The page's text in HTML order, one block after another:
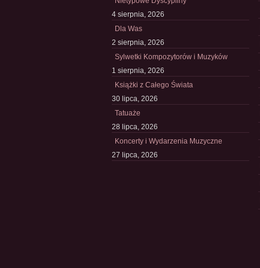
4 sierpnia, 2026
Dla Was
2 sierpnia, 2026
Sylwetki Kompozytorów i Muzyków
1 sierpnia, 2026
Książki z Całego Świata
30 lipca, 2026
Tatuaże
28 lipca, 2026
Koncerty i Wydarzenia Muzyczne
27 lipca, 2026